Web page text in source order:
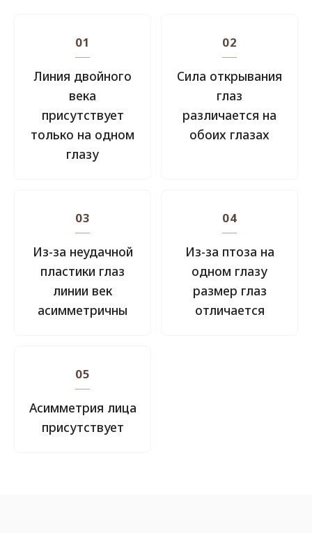
01
Линия двойного
века
присутствует
только на одном
глазу
02
Сила открывания
глаз
различается на
обоих глазах
03
Из-за неудачной
пластики глаз
линии век
асимметричны
04
Из-за птоза на
одном глазу
размер глаз
отличается
05
Асимметрия лица
присутствует